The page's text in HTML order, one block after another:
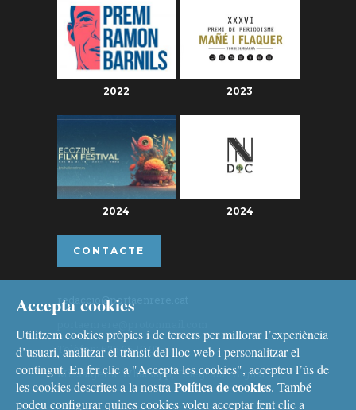
2022 2023
2024 2024
CONTACTE
redaccio@portaenrere.cat
Telèfon: 626 26 19 93
Missatgeria: Whatsapp, Telegram i Signal
Accepta cookies
Utilitzem cookies pròpies i de tercers per millorar l’experiència
d’usuari, analitzar el trànsit del lloc web i personalitzar el
contingut. En fer clic a "Accepta les cookies", accepteu l’ús de
les cookies descrites a la nostra Política de cookies. També
podeu configurar quines cookies voleu acceptar fent clic a